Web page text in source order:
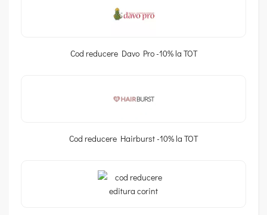
Cod reducere Davo Pro -10% la TOT
Cod reducere Hairburst -10% la TOT